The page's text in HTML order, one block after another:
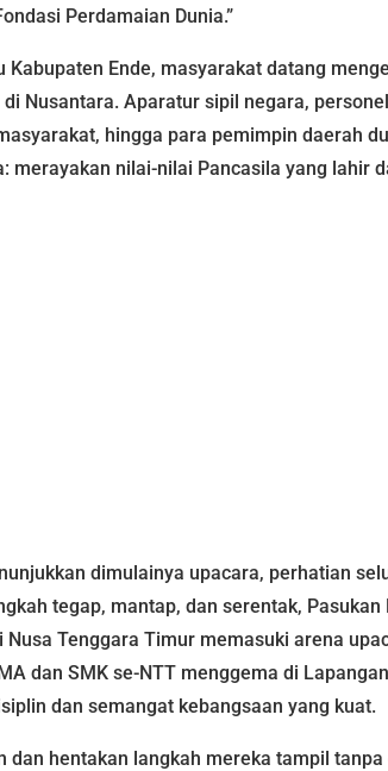
Perdamaian Dunia.”
Kabupaten Ende, masyarakat datang
Nusantara. Aparatur sipil negara,
hingga para pemimpin daerah
merayakan nilai-nilai Pancasila yang lahir
dimulainya upacara, perhatian
tegap, mantap, dan serentak,
Nusa Tenggara Timur memasuki arena
dan SMK se-NTT menggema di
dan semangat kebangsaan yang kuat.
dan hentakan langkah mereka tampil